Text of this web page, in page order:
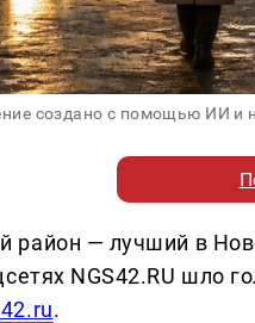
создано с помощью ИИ и
район — лучший в
NGS42.RU шло
.